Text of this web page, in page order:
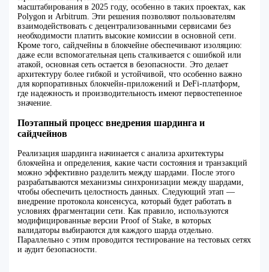
масштабирования в 2025 году, особенно в таких проектах, как
Polygon и Arbitrum. Эти решения позволяют пользователям
взаимодействовать с децентрализованными сервисами без
необходимости платить высокие комиссии в основной сети.
Кроме того, сайдчейны в блокчейне обеспечивают изоляцию:
даже если вспомогательная цепь сталкивается с ошибкой или
атакой, основная сеть остается в безопасности. Это делает
архитектуру более гибкой и устойчивой, что особенно важно
для корпоративных блокчейн-приложений и DeFi-платформ,
где надежность и производительность имеют первостепенное
значение.
Поэтапный процесс внедрения шардинга и
сайдчейнов
Реализация шардинга начинается с анализа архитектуры
блокчейна и определения, какие части состояния и транзакций
можно эффективно разделить между шардами. После этого
разрабатываются механизмы синхронизации между шардами,
чтобы обеспечить целостность данных. Следующий этап —
внедрение протокола консенсуса, который будет работать в
условиях фрагментации сети. Как правило, используются
модифицированные версии Proof of Stake, в которых
валидаторы выбираются для каждого шарда отдельно.
Параллельно с этим проводится тестирование на тестовых сетях
и аудит безопасности.